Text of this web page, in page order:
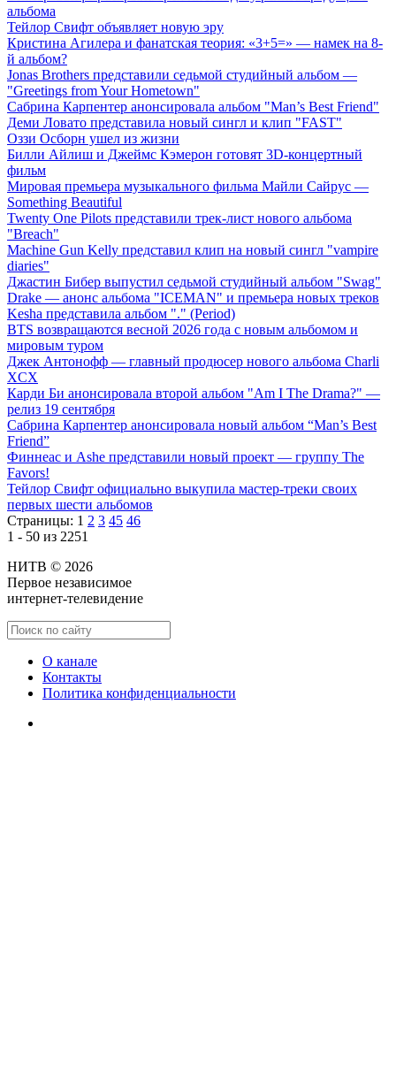
альбома
Тейлор Свифт объявляет новую эру
Кристина Агилера и фанатская теория: «3+5=» — намек на 8-
й альбом?
Jonas Brothers представили седьмой студийный альбом —
"Greetings from Your Hometown"
Сабрина Карпентер анонсировала альбом "Man’s Best Friend"
Деми Ловато представила новый сингл и клип "FAST"
Оззи Осборн ушел из жизни
Билли Айлиш и Джеймс Кэмерон готовят 3D-концертный
фильм
Мировая премьера музыкального фильма Майли Сайрус —
Something Beautiful
Twenty One Pilots представили трек-лист нового альбома
"Breach"
Machine Gun Kelly представил клип на новый сингл "vampire
diaries"
Джастин Бибер выпустил седьмой студийный альбом "Swag"
Drake — анонс альбома "ICEMAN" и премьера новых треков
Kesha представила альбом "." (Period)
BTS возвращаются весной 2026 года с новым альбомом и
мировым туром
Джек Антонофф — главный продюсер нового альбома Charli
XCX
Карди Би анонсировала второй альбом "Am I The Drama?" —
релиз 19 сентября
Сабрина Карпентер анонсировала новый альбом “Man’s Best
Friend”
Финнеас и Ashe представили новый проект — группу The
Favors!
Тейлор Свифт официально выкупила мастер-треки своих
первых шести альбомов
Страницы: 1 2 3 45 46
1 - 50 из 2251
НИТВ © 2026
Первое независимое
интернет-телевидение
О канале
Контакты
Политика конфиденциальности